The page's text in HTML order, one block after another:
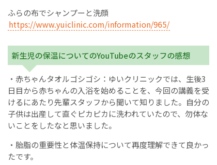
ふらの布でシャンプーと洗顔
https://www.yuiclinic.com/information/965/
新生児の保温についてのYouTubeのスタッフの感想
・赤ちゃんタオルゴシゴシ：ゆいクリニックでは、生後3
日目から赤ちゃんの入浴を始めることを、今回の講義を受
けるにあたり先輩スタッフから聞いて知りました。自分の
子供は出産して直ぐピカピカに洗われていたので、勿体な
いことをしたなと思いました。
・胎脂の重要性と体温保持について再度理解できて良かっ
たです。